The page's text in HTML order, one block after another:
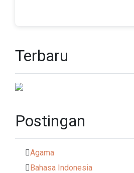
Terbaru
Postingan
Agama
Bahasa Indonesia